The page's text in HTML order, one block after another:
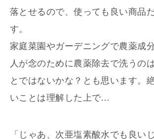
落とせるので、使っても良い商品
す。
家庭菜園やガーデニングで農薬成
人が念のために農薬除去で洗うの
とではないかな？とも思います。
いことは理解した上で…
「じゃあ、次亜塩素酸水でも良い